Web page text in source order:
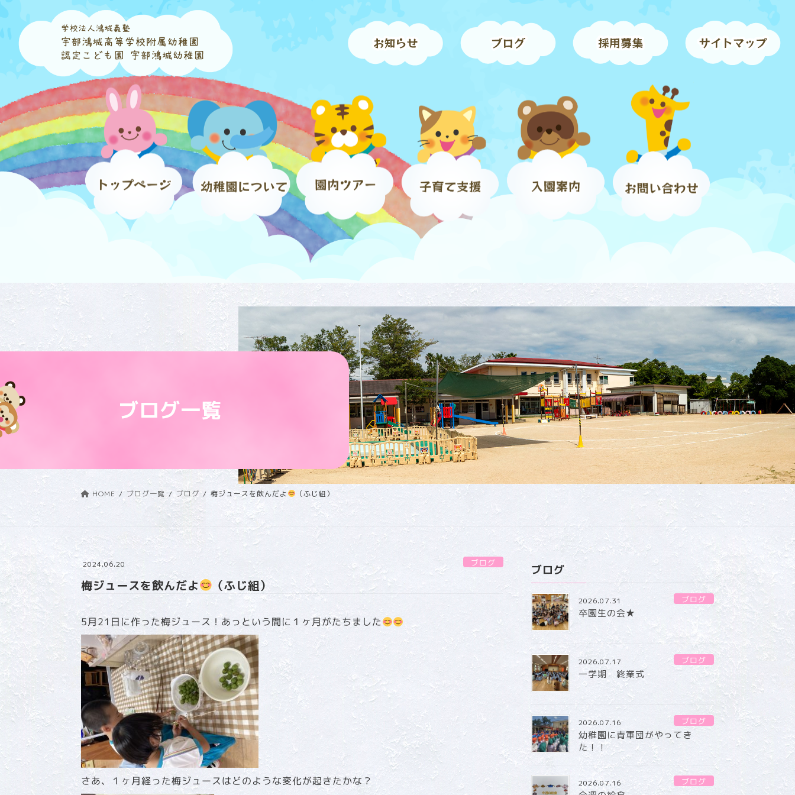
ブログ一覧
HOME ブログ一覧 ブログ 梅ジュースを飲んだよ （ふじ組）
2024.06.20 ブログ
梅ジュースを飲んだよ （ふじ組）
5月21日に作った梅ジュース！あっという間に１ヶ月がたちました
さあ、１ヶ月経った梅ジュースはどのような変化が起きたかな？
ブログ
2026.07.31 ブログ
卒園生の会★
2026.07.17 ブログ
一学期 終業式
2026.07.16 ブログ
幼稚園に青軍団がやってき
た！！
2026.07.16 ブログ